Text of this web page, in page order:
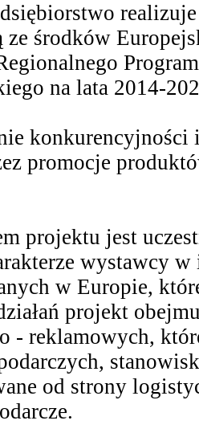
ze środków
na lata 2014-
promocje
projektu jest
wystawcy
w Europie,
projekt
- reklamowych,
od strony